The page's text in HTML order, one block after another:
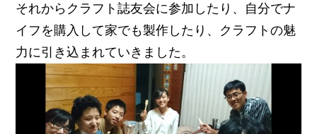
それからクラフト誌友会に参加したり、自分でナ
イフを購入して家でも製作したり、クラフトの魅
力に引き込まれていきました。